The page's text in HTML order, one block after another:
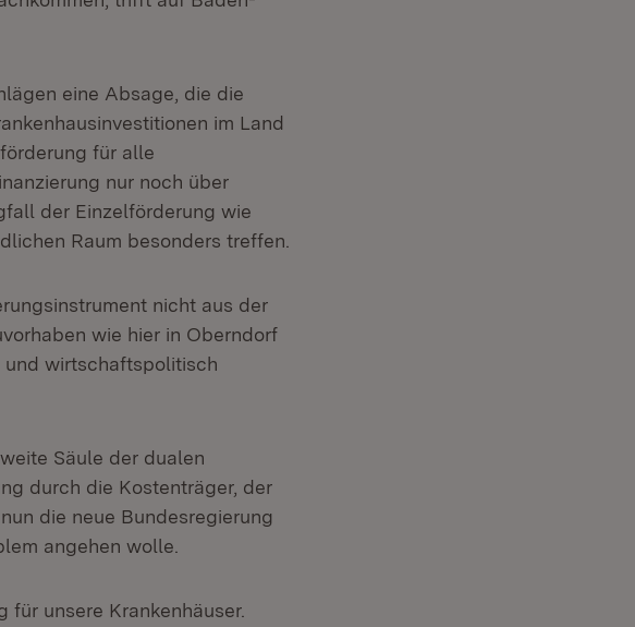
eine Absage, die die
im Land
für alle
nur noch über
der Einzelförderung wie
Raum besonders treffen.
nicht aus der
wie hier in Oberndorf
und wirtschaftspolitisch
Säule der dualen
durch die Kostenträger, der
die neue Bundesregierung
angehen wolle.
für unsere Krankenhäuser.